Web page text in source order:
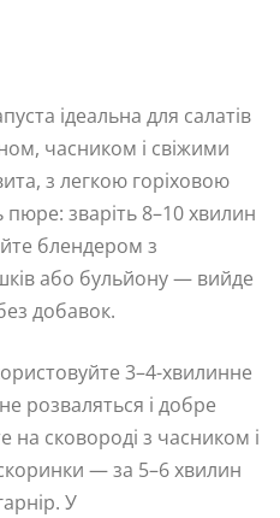
ідеальна для салатів
часником і свіжими
з легкою горіховою
пюре: зваріть 8–10 хвилин
блендером з
або бульйону — вийде
добавок.
3–4-хвилинне
розваляться і добре
сковороді з часником і
— за 5–6 хвилин
У